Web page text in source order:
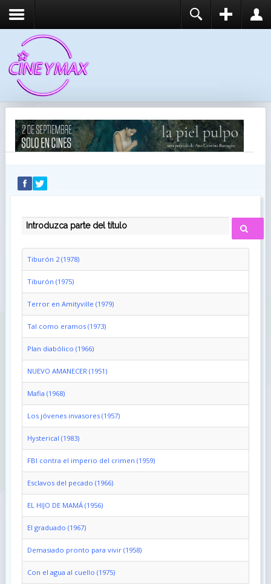
RECUÉRDEME
IDENTIFICARSE
INTRODUZCA PARTE DEL TÍTULO
Tiburón 2 (1978)
Tiburón (1975)
Terror en Amityville (1979)
Tal como eramos (1973)
Plan diabólico (1966)
NUEVO AMANECER (1951)
Mafia (1968)
Los jóvenes invasores (1957)
Hysterical (1983)
FBI contra el imperio del crimen (1959)
Esclavos del pecado (1966)
EL HIJO DE MAMÁ (1956)
El graduado (1967)
Demasiado pronto para vivir (1958)
Con el agua al cuello (1975)